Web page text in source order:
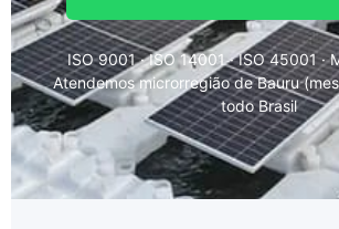
ISO 9001 · ISO 14001 · ISO 45001 ·
Atendemos microrregião de Bauru
todo Brasil